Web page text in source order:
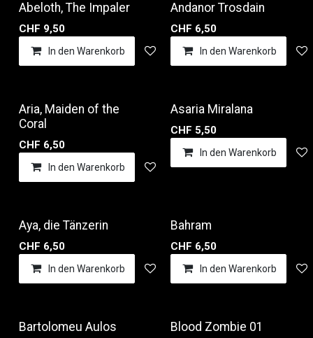
Abeloth, The Impaler
CHF 9,50
In den Warenkorb Auf die Wunschliste
Andanor Trosdain
CHF 6,50
In den Warenkorb
Aria, Maiden of the
Coral
CHF 6,50
In den Warenkorb Auf die Wunschliste
Asaria Miralana
CHF 5,50
In den Warenkorb
Aya, die Tänzerin
CHF 6,50
In den Warenkorb Auf die Wunschliste
Bahram
CHF 6,50
In den Warenkorb
Bartolomeu Aulos Blood Zombie 01